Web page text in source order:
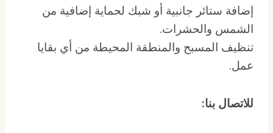
إضافة ستائر جانبية أو شبك لحماية إضافية من
الشمس والحشرات.
تنظيف المسبح والمنطقة المحيطة من أي بقايا
عمل.
للاتصال بنا: